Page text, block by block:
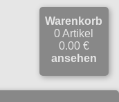
Warenkorb
0 Artikel
0.00 €
ansehen